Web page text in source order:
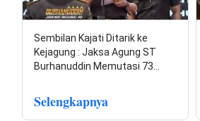
Sembilan Kajati Ditarik ke
Kejagung : Jaksa Agung ST
Burhanuddin Memutasi 73…
Selengkapnya